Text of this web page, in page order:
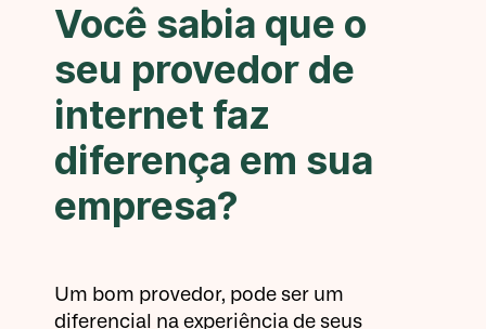
Você sabia que o
seu provedor de
internet faz
diferença em sua
empresa?
Um bom provedor, pode ser um
diferencial na experiência de seus